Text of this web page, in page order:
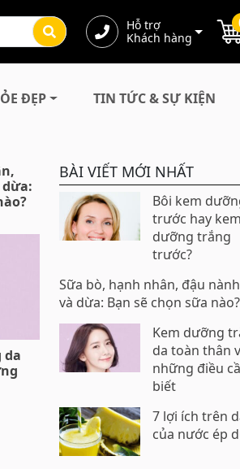
Hỗ trợ
Khách hàng
ĐẸP TIN TỨC & SỰ KIỆN
da
BÀI VIẾT MỚI NHẤT
Bôi kem
trước hay kem
dưỡng trắng
trước?
Sữa bò, hạnh nhân, đậu
và dừa: Bạn sẽ chọn sữa nào?
Kem dưỡng
da toàn thân
những điều
biết
7 lợi ích trên
của nước ép